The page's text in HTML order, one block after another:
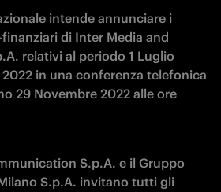
intende annunciare i
di Inter Media and
relativi al periodo 1 Luglio
in una conferenza telefonica
29 Novembre 2022 alle ore
S.p.A. e il Gruppo
S.p.A. invitano tutti gli